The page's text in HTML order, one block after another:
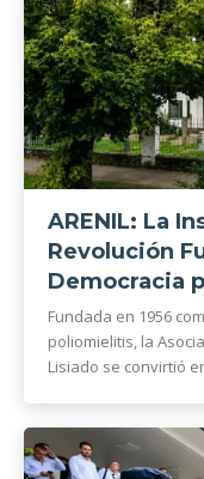
ARENIL: La
Revolución
Democracia
Fundada en 1956
poliomielitis, la
Lisiado se convirtió